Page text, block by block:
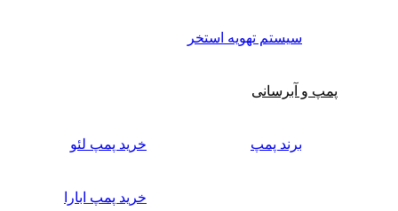
سیستم تهویه استخر
پمپ و آبرسانی
برند پمپ خرید پمپ لئو
خرید پمپ ابارا